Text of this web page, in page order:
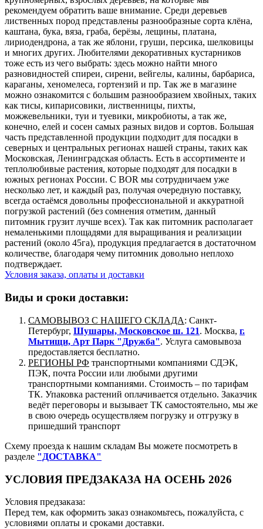
рекомендуем обратить ваше внимание. Среди деревьев
лиственных пород представлены разнообразные сорта клёна,
каштана, бука, вяза, граба, берёзы, лещины, платана,
лириодендрона, а так же яблони, груши, персика, шелковицы
и многих других. Любителями декоративных кустарников
тоже есть из чего выбрать: здесь можно найти много
разновидностей спиреи, сирени, вейгелы, калины, барбариса,
караганы, хеномелеса, гортензий и пр. Так же в магазине
можно ознакомится с большим разнообразием хвойных, таких
как тисы, кипарисовики, лиственницы, пихты,
можжевельники, туи и туевики, микробиоты, а так же,
конечно, елей и сосен самых разных видов и сортов. Большая
часть представленной продукции подходит для посадки в
северных и центральных регионах нашей страны, таких как
Московская, Ленинградская область. Есть в ассортименте и
теплолюбивые растения, которые подходят для посадки в
южных регионах России. С BOR мы сотрудничаем уже
несколько лет, и каждый раз, получая очередную поставку,
всегда остаёмся довольны профессиональной и аккуратной
погрузкой растений (без сомнения отметим, данный
питомник грузит лучше всех). Так как питомник располагает
немаленькими площадями для выращивания и реализации
растений (около 45га), продукция предлагается в достаточном
количестве, благодаря чему питомник довольно неплохо
подтверждает.
Условия заказа, оплаты и доставки
Виды и сроки доставки:
САМОВЫВОЗ С НАШЕГО СКЛАДА: Санкт-
Петербург, Шушары, Московское ш. 121. Москва, г.
Мытищи, Арт Парк "Дружба". Услуга самовывоза
предоставляется бесплатно.
РЕГИОНЫ РФ транспортными компаниями СДЭК,
ПЭК, почта России или любыми другими
транспортными компаниями. Стоимость – по тарифам
ТК. Упаковка растений оплачивается отдельно. Заказчик
ведёт переговоры и вызывает ТК самостоятельно, мы же
в свою очередь осуществляем погрузку и отгрузку в
пришедший транспорт
Схему проезда к нашим складам Вы можете посмотреть в
разделе "ДОСТАВКА"
УСЛОВИЯ ПРЕДЗАКАЗА НА ОСЕНЬ 2026
Условия предзаказа:
Перед тем, как оформить заказ ознакомьтесь, пожалуйста, с
условиями оплаты и сроками доставки.